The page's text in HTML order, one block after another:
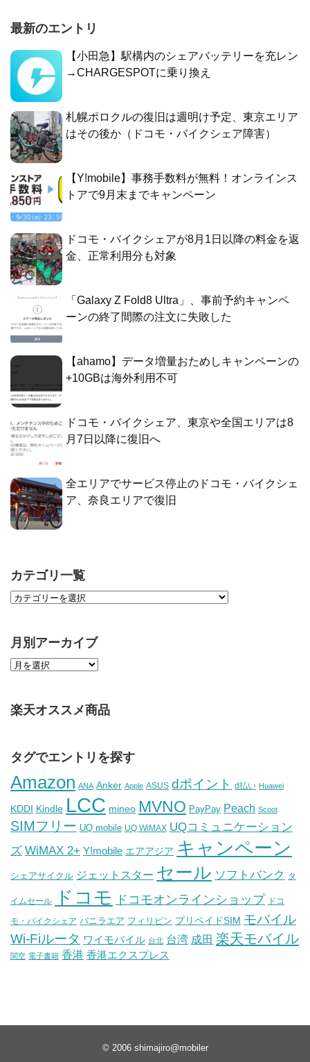
最新のエントリ
【小田急】駅構内のシェアバッテリーを充レン
→CHARGESPOTに乗り換え
札幌ポロクルの復旧は週明け予定、東京エリア
はその後か（ドコモ・バイクシェア障害）
【Y!mobile】事務手数料が無料！オンラインス
トアで9月末までキャンペーン
ドコモ・バイクシェアが8月1日以降の料金を返
金、正常利用分も対象
「Galaxy Z Fold8 Ultra」、事前予約キャンペ
ーンの終了間際の注文に失敗した
【ahamo】データ増量おためしキャンペーンの
+10GBは海外利用不可
ドコモ・バイクシェア、東京や全国エリアは8
月7日以降に復旧へ
全エリアでサービス停止のドコモ・バイクシェ
ア、奈良エリアで復旧
カテゴリ一覧
月別アーカイブ
楽天オススメ商品
タグでエントリを探す
Amazon ANA Anker Apple ASUS dポイント d払い Huawei
KDDI Kindle LCC mineo MVNO PayPay Peach Scoot
SIMフリー UQ mobile UQ WiMAX UQコミュニケーション
ズ WiMAX 2+ Y!mobile エアアジア キャンペーン
シェアサイクル ジェットスター セール ソフトバンク タ
イムセール ドコモ ドコモオンラインショップ ドコ
モ・バイクシェア バニラエア フィリピン プリペイドSIM モバイル
Wi-Fiルータ ワイモバイル 台北 台湾 成田 楽天モバイル
関空 電子書籍 香港 香港エクスプレス
© 2006 shimajiro@mobiler